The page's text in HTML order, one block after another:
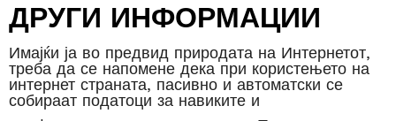
ДРУГИ ИНФОРМАЦИИ
Имајќи ја во предвид природата на Интернетот,
треба да се напомене дека при користењето на
интернет страната, пасивно и автоматски се
собираат податоци за навиките и